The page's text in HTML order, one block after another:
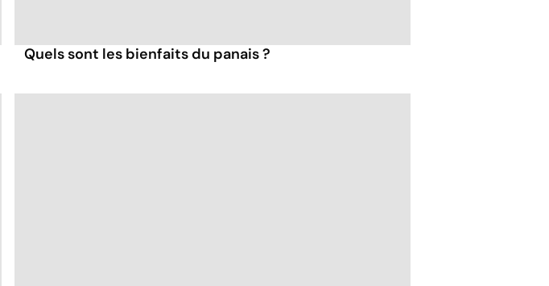
Quels sont les bienfaits du panais ?